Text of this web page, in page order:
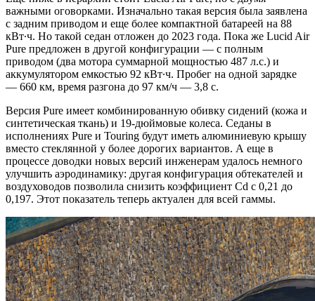
важными оговорками. Изначально такая версия была заявлена
с задним приводом и еще более компактной батареей на 88
кВт∙ч. Но такой седан отложен до 2023 года. Пока же Lucid Air
Pure предложен в другой конфигурации — с полным
приводом (два мотора суммарной мощностью 487 л.с.) и
аккумулятором емкостью 92 кВт∙ч. Пробег на одной зарядке
— 660 км, время разгона до 97 км/ч — 3,8 с.
Версия Pure имеет комбинированную обивку сидений (кожа и
синтетическая ткань) и 19-дюймовые колеса. Седаны в
исполнениях Pure и Touring будут иметь алюминиевую крышу
вместо стеклянной у более дорогих вариантов. А еще в
процессе доводки новых версий инженерам удалось немного
улучшить аэродинамику: другая конфигурация обтекателей и
воздуховодов позволила снизить коэффициент Cd с 0,21 до
0,197. Этот показатель теперь актуален для всей гаммы.